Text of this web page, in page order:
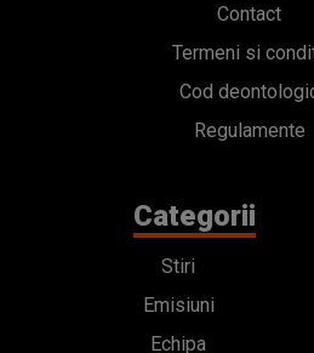
Contact
Termeni si
Cod
Regulamente
Categorii
Stiri
Emisiuni
Echipa